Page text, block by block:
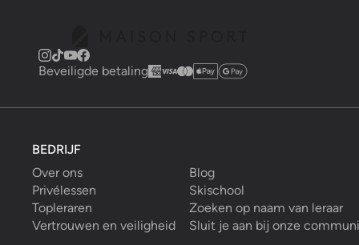
Beveiligde betaling
BEDRIJF
Over ons
Blog
Privélessen
Skischool
Topleraren
Zoeken op naam van leraar
Vertrouwen en veiligheid
Sluit je aan bij onze